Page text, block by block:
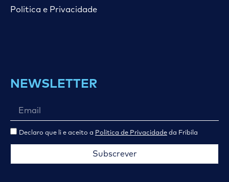
Politica e Privacidade
NEWSLETTER
Declaro que li e aceito a Politica de Privacidade da Fribila
Subscrever